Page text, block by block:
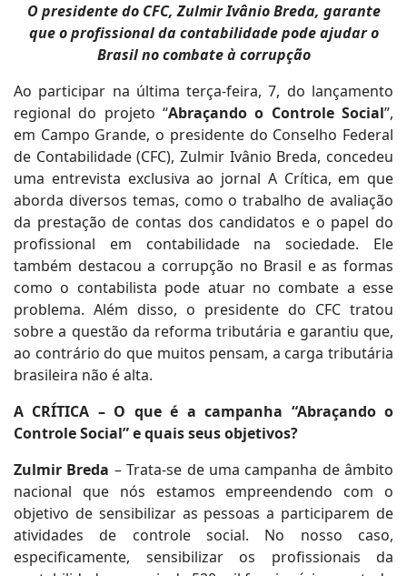
O presidente do CFC, Zulmir Ivânio Breda, garante
que o profissional da contabilidade pode ajudar o
Brasil no combate à corrupção
Ao participar na última terça-feira, 7, do lançamento
regional do projeto “Abraçando o Controle Social”,
em Campo Grande, o presidente do Conselho Federal
de Contabilidade (CFC), Zulmir Ivânio Breda, concedeu
uma entrevista exclusiva ao jornal A Crítica, em que
aborda diversos temas, como o trabalho de avaliação
da prestação de contas dos candidatos e o papel do
profissional em contabilidade na sociedade. Ele
também destacou a corrupção no Brasil e as formas
como o contabilista pode atuar no combate a esse
problema. Além disso, o presidente do CFC tratou
sobre a questão da reforma tributária e garantiu que,
ao contrário do que muitos pensam, a carga tributária
brasileira não é alta.
A CRÍTICA – O que é a campanha “Abraçando o
Controle Social” e quais seus objetivos?
Zulmir Breda – Trata-se de uma campanha de âmbito
nacional que nós estamos empreendendo com o
objetivo de sensibilizar as pessoas a participarem de
atividades de controle social. No nosso caso,
especificamente, sensibilizar os profissionais da